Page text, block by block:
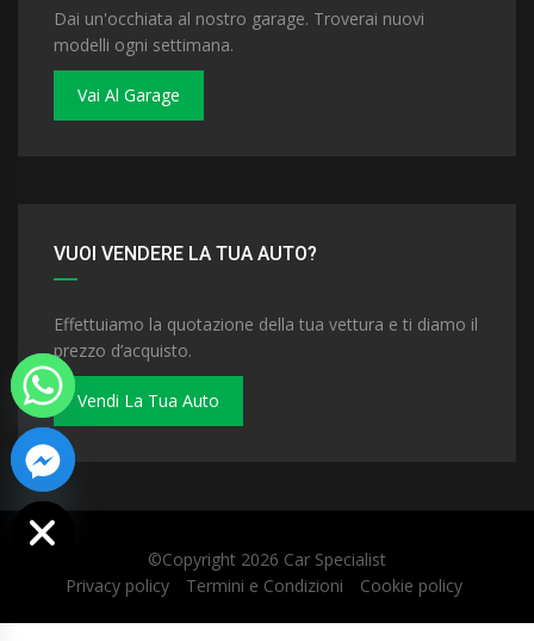
Dai un'occhiata al nostro garage. Troverai nuovi
modelli ogni settimana.
Vai Al Garage
VUOI VENDERE LA TUA AUTO?
Effettuiamo la quotazione della tua vettura e ti diamo il
prezzo d’acquisto.
Vendi La Tua Auto
©Copyright 2026 Car Specialist
Privacy policy
Termini e Condizioni Cookie policy